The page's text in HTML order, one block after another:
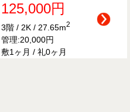
125,000円
3階 / 2K / 27.65m2
管理:20,000円
敷1ヶ月 / 礼0ヶ月